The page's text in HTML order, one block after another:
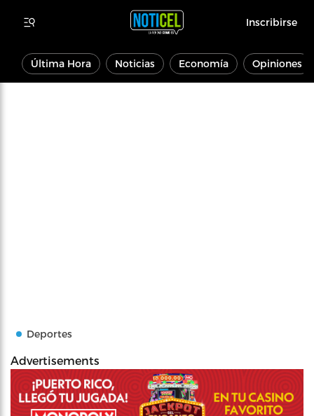
Inscribirse
Última Hora Noticias Economía Opiniones
Deportes
Advertisements